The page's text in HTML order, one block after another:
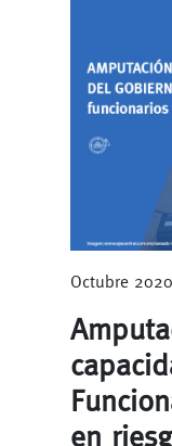
Octubre 2020
en